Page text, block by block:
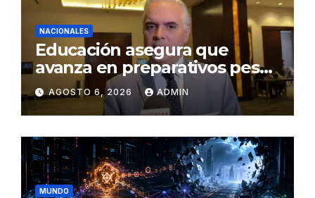
NACIONALES
Educación asegura que
avanza en preparativos pese
a denuncias por falta de
aulas y maestros
AGOSTO 6, 2026 ADMIN
MUNDO